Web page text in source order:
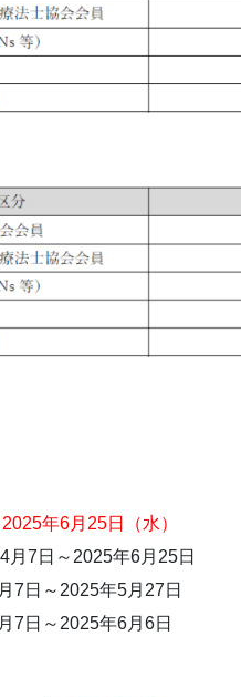
年6月25日（水）
月7日～2025年6月25日
7日～2025年5月27日
7日～2025年6月6日